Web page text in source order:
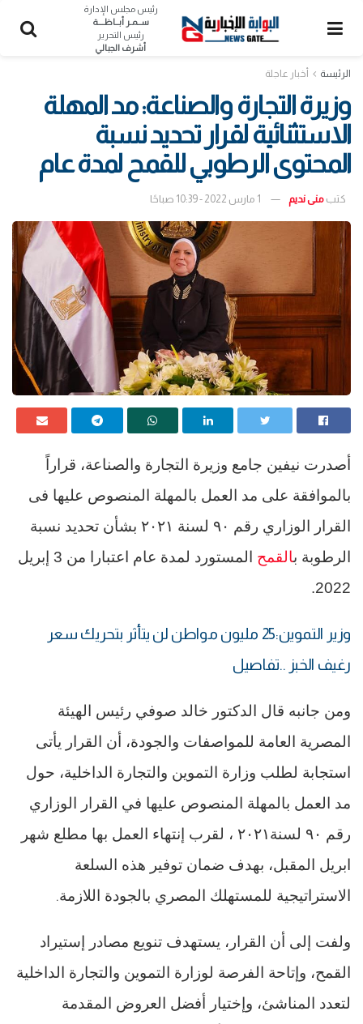
رئيس مجلس الإدارة
ســمـر أبــاظــــة
رئيس التحرير
أشرف الجبالي
الرئيسة أخبار عاجلة
وزيرة التجارة والصناعة: مد المهلة
الاستثنائية لقرار تحديد نسبة
المحتوى الرطوبي للقمح لمدة عام
كتب منى نديم 1 مارس 2022 - 10:39 صباحًا
أصدرت نيفين جامع وزيرة التجارة والصناعة، قراراً
بالموافقة على مد العمل بالمهلة المنصوص عليها فى
القرار الوزاري رقم ٩٠ لسنة ٢٠٢١ بشأن تحديد نسبة
الرطوبة بالقمح
المستورد لمدة عام اعتبارا من 3 إبريل
2022.
وزير التموين:25 مليون مواطن لن يتأثر بتحريك سعر
رغيف الخبز ..تفاصيل
ومن جانبه قال الدكتور خالد صوفي رئيس الهيئة
المصرية العامة للمواصفات والجودة، أن القرار يأتى
استجابة لطلب وزارة التموين والتجارة الداخلية، حول
مد العمل بالمهلة المنصوص عليها في القرار الوزاري
رقم ٩٠ لسنة٢٠٢١ ، لقرب إنتهاء العمل بها مطلع شهر
ابريل المقبل، بهدف ضمان توفير هذه السلعة
الاستراتيجية للمستهلك المصري بالجودة اللازمة.
ولفت إلى أن القرار، يستهدف تنويع مصادر إستيراد
القمح، وإتاحة الفرصة لوزارة التموين والتجارة الداخلية
لتعدد المناشئ، وإختيار أفضل العروض المقدمة